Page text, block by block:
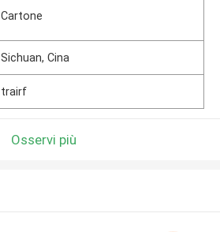
Cartone
Sichuan, Cina
trairf
Osservi più